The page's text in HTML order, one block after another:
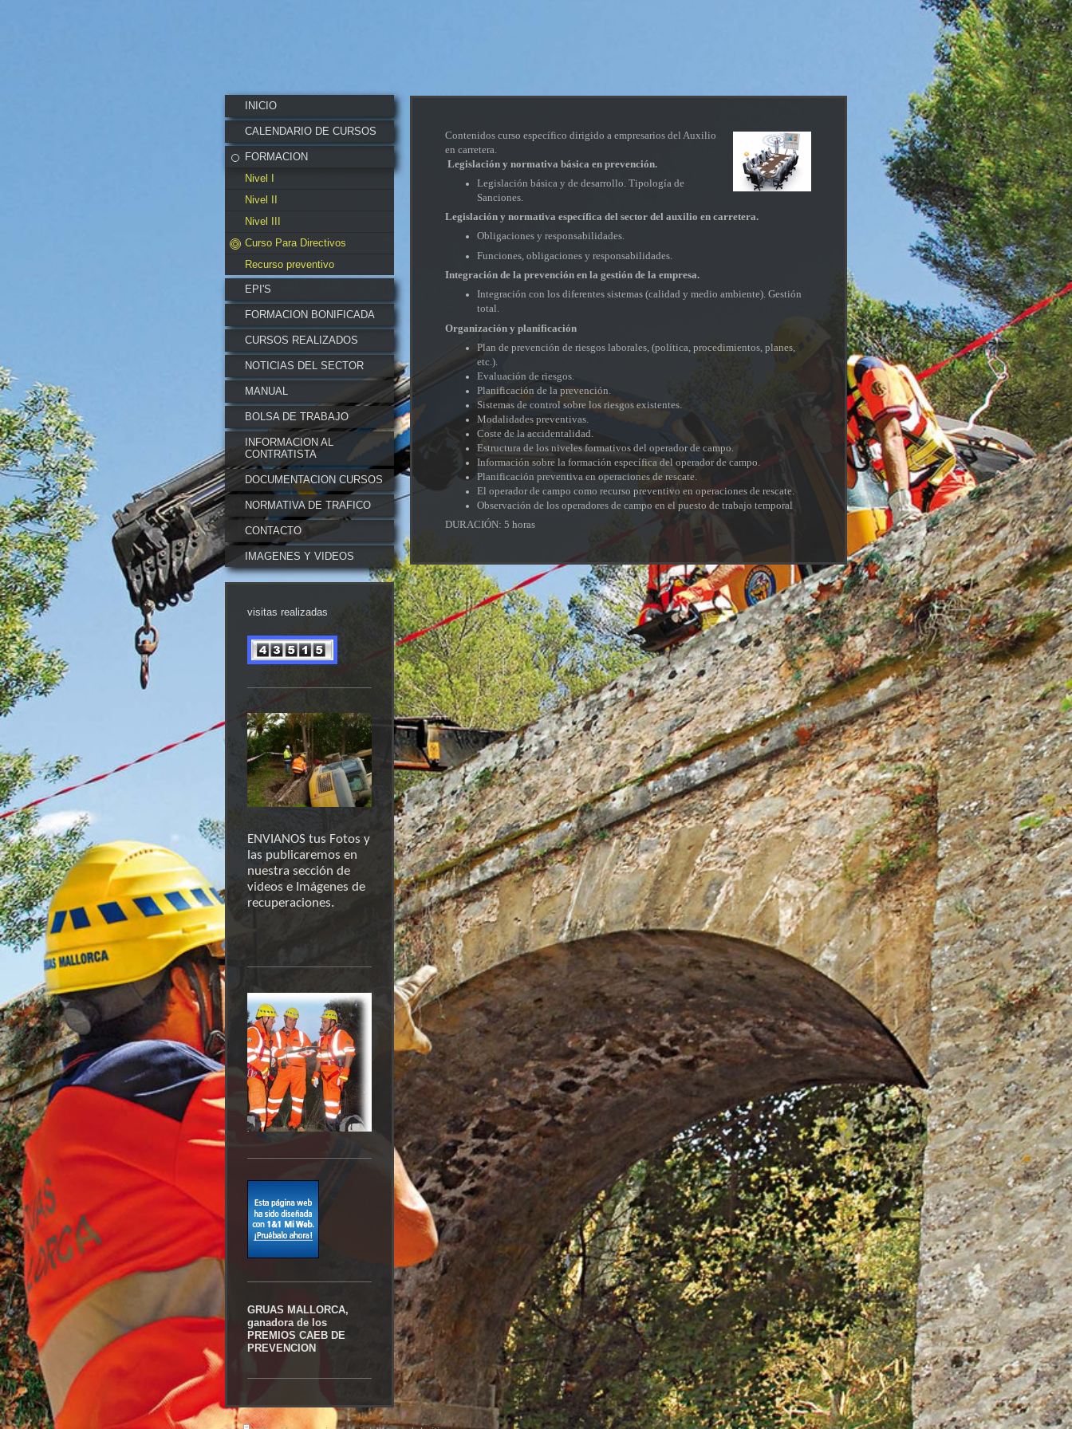
INICIO
CALENDARIO DE CURSOS
FORMACION
Nivel I
Nivel II
Nivel III
Curso Para Directivos
Recurso preventivo
EPI'S
FORMACION BONIFICADA
CURSOS REALIZADOS
NOTICIAS DEL SECTOR
MANUAL
BOLSA DE TRABAJO
INFORMACION AL
CONTRATISTA
DOCUMENTACION CURSOS
NORMATIVA DE TRAFICO
CONTACTO
IMAGENES Y VIDEOS
visitas realizadas
ENVIANOS tus Fotos y
las publicaremos en
nuestra sección de
videos e Imágenes de
recuperaciones.
GRUAS MALLORCA,
ganadora de los
PREMIOS CAEB DE
PREVENCION
Contenidos curso específico dirigido a empresarios del Auxilio
en carretera.
Legislación y normativa básica en prevención.
Legislación básica y de desarrollo. Tipología de
Sanciones.
Legislación y normativa específica del sector del auxilio en carretera.
Obligaciones y responsabilidades.
Funciones, obligaciones y responsabilidades.
Integración de la prevención en la gestión de la empresa.
Integración con los diferentes sistemas (calidad y medio ambiente). Gestión
total.
Organización y planificación
Plan de prevención de riesgos laborales, (política, procedimientos, planes,
etc.).
Evaluación de riesgos.
Planificación de la prevención.
Sistemas de control sobre los riesgos existentes.
Modalidades preventivas.
Coste de la accidentalidad.
Estructura de los niveles formativos del operador de campo.
Información sobre la formación específica del operador de campo.
Planificación preventiva en operaciones de rescate.
El operador de campo como recurso preventivo en operaciones de rescate.
Observación de los operadores de campo en el puesto de trabajo temporal
DURACIÓN: 5 horas